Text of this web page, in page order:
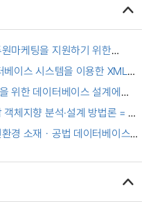
마케팅을 지원하기 위한
to-One Marketing on Small
이스 시스템을 이용한 XML
document management
environment
위한 데이터베이스 설계에
and optimization
체지향 분석·설계 방법론 = An
경 소재ㆍ공법 데이터베이스